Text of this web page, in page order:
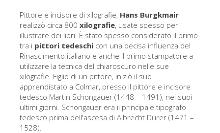
Visita gli Uffizi
Prenota ora
Tour virtuale
Le opere
Le sale
Gli artisti
Pittore e incisore di xilografie, Hans Burgkmair
realizzò circa 800 xilografie, usate spesso per
illustrare dei libri. È stato spesso considerato il primo
tra i pittori tedeschi con una decisa influenza del
Rinascimento italiano e anche il primo stampatore a
utilizzare la tecnica del chiaroscuro nelle sue
xilografie. Figlio di un pittore, iniziò il suo
apprendistato a Colmar, presso il pittore e incisore
tedesco Martin Schongauer (1448 – 1491), nei suoi
ultimi giorni. Schongauer era il principale tipografo
tedesco prima dell'ascesa di Albrecht Dürer (1471 –
1528).